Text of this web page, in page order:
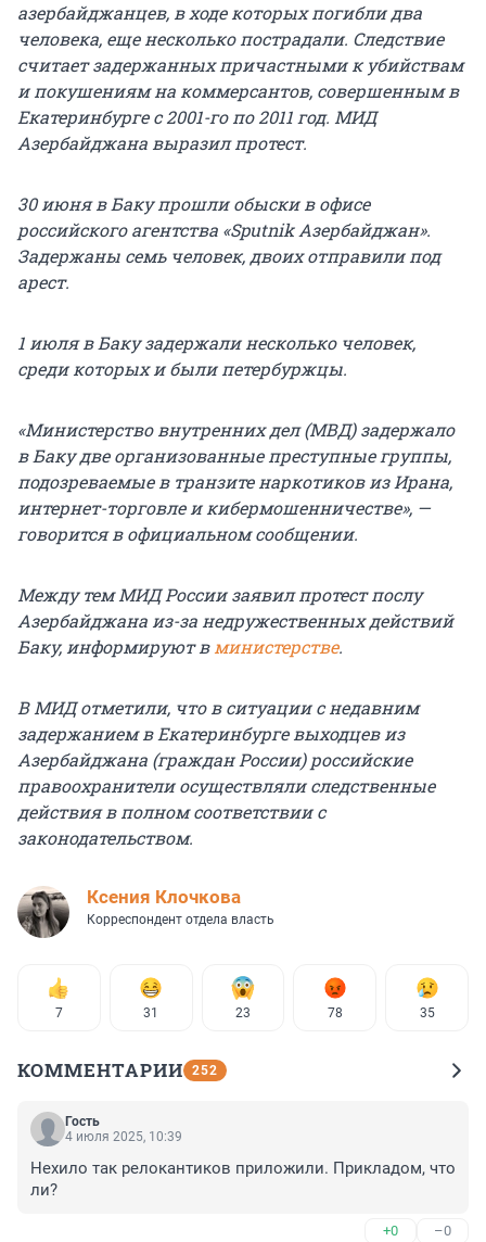
азербайджанцев, в ходе которых погибли два
человека, еще несколько пострадали. Следствие
считает задержанных причастными к убийствам
и покушениям на коммерсантов, совершенным в
Екатеринбурге с 2001-го по 2011 год. МИД
Азербайджана выразил протест.
30 июня в Баку прошли обыски в офисе
российского агентства «Sputnik Азербайджан».
Задержаны семь человек, двоих отправили под
арест.
1 июля в Баку задержали несколько человек,
среди которых и были петербуржцы.
«Министерство внутренних дел (МВД) задержало
в Баку две организованные преступные группы,
подозреваемые в транзите наркотиков из Ирана,
интернет-торговле и кибермошенничестве», —
говорится в официальном сообщении.
Между тем МИД России заявил протест послу
Азербайджана из-за недружественных действий
Баку, информируют в министерстве.
В МИД отметили, что в ситуации с недавним
задержанием в Екатеринбурге выходцев из
Азербайджана (граждан России) российские
правоохранители осуществляли следственные
действия в полном соответствии с
законодательством.
Ксения Клочкова
Корреспондент отдела власть
7 31 23 78 35
КОММЕНТАРИИ 252
Гость
4 июля 2025, 10:39
Нехило так релокантиков приложили. Прикладом, что
ли?
+0 –0